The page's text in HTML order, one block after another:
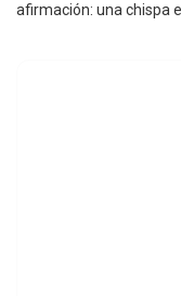
afirmación: una chispa